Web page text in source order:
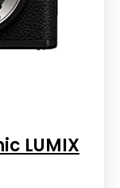
LUMIX